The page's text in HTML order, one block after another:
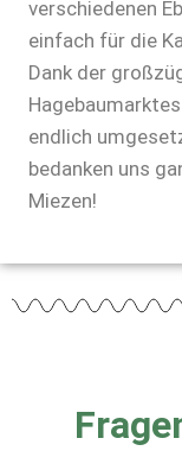
verschiedenen
einfach für die
Dank der
endlich
bedanken uns
Miezen!